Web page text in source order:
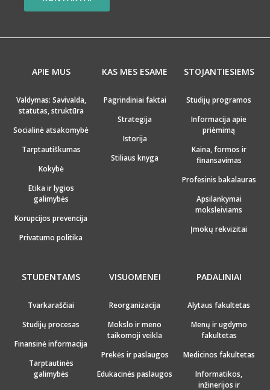
APIE MUS
Valdymas: Savivalda,
statutas, struktūra
Socialinė atsakomybė
Tarptautiškumas
Kokybė
Etika ir lygios
galimybės
Korupcijos prevencija
Privatumo politika
KAS MES ESAME
Pagrindiniai faktai
Strategija
Istorija
Stiliaus knyga
STOJANTIESIEMS
Studijų programos
Informacija apie
priėmimą
Kaina, formos ir
finansavimas
Profesinis bakalauras
Apsilankymai
moksleiviams
Įmokų rekvizitai
STUDENTAMS
Tvarkaraščiai
Studijų procesas
Finansinė informacija
Tarptautinės
galimybės
VISUOMENEI
Reorganizacija
Mokslo ir meno
taikomoji veikla
Prekės ir paslaugos
Edukacinės paslaugos
PADALINIAI
Alytaus fakultetas
Menų ir ugdymo
fakultetas
Medicinos fakultetas
Informatikos,
inžinerijos ir